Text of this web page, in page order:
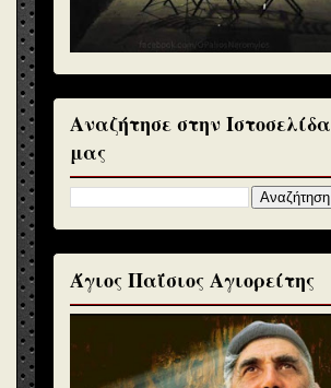
Αναζήτησε στην Ιστοσελίδα
μας
Άγιος Παΐσιος Αγιορείτης